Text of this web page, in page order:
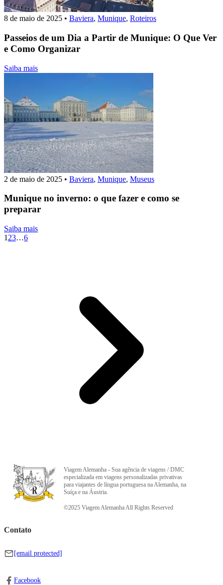
8 de maio de 2025 • Baviera, Munique, Roteiros
Passeios de um Dia a Partir de Munique: O Que Ver
e Como Organizar
Saiba mais
2 de maio de 2025 • Baviera, Munique, Museus
Munique no inverno: o que fazer e como se
preparar
Saiba mais
1 23…6
Viagem Alemanha - Sua agência de viagens / DMC
especializada em viagens personalizadas privativas
para viajantes de língua portuguesa na Alemanha, na
Suíça e na Áustria.
©2025 Viagem Alemanha All Rights Reserved
Contato
[email protected]
Facebook